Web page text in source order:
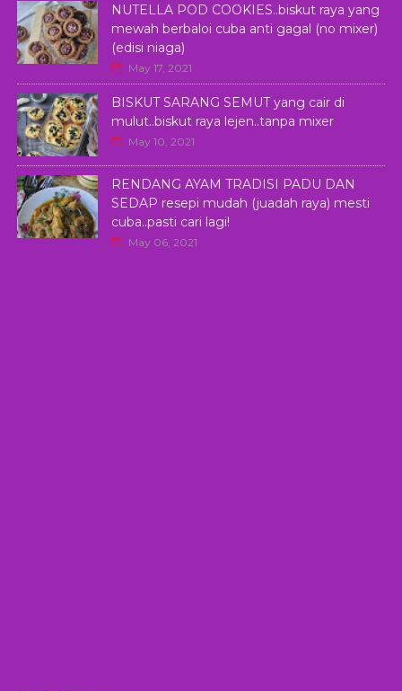
NUTELLA POD COOKIES..biskut raya yang
mewah berbaloi cuba anti gagal (no mixer)
(edisi niaga)
May 17, 2021
BISKUT SARANG SEMUT yang cair di
mulut..biskut raya lejen..tanpa mixer
May 10, 2021
RENDANG AYAM TRADISI PADU DAN
SEDAP resepi mudah (juadah raya) mesti
cuba..pasti cari lagi!
May 06, 2021